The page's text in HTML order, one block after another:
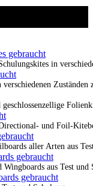
gebraucht
in
Zuständen
und Foil-
aller Arten aus
gebraucht
Wingboards aus Test und
gebraucht